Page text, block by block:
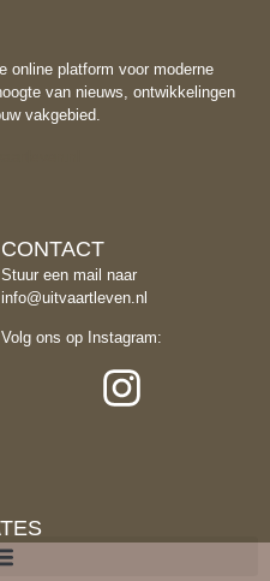
online platform voor moderne
van nieuws, ontwikkelingen
vakgebied.
CONTACT
Stuur een mail naar
info@uitvaartleven.nl
Volg ons op Instagram: